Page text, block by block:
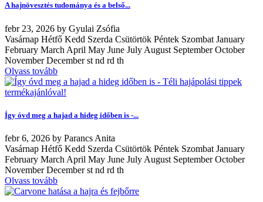
A hajnövesztés tudománya és a belső...
febr 23, 2026 by Gyulai Zsófia
Vasárnap Hétfő Kedd Szerda Csütörtök Péntek Szombat January
February March April May June July August September October
November December st nd rd th
Olvass tovább
Így óvd meg a hajad a hideg időben is -...
febr6, 2026 by Parancs Anita
Vasárnap Hétfő Kedd Szerda Csütörtök Péntek Szombat January
February March April May June July August September October
November December st nd rd th
Olvass tovább